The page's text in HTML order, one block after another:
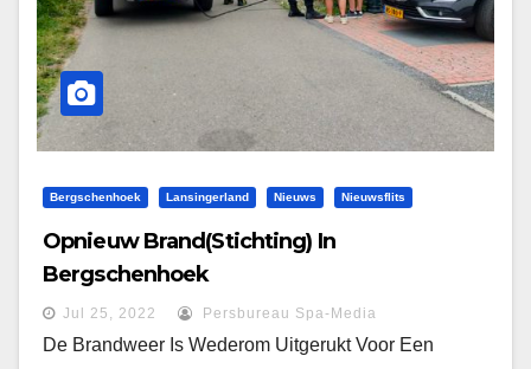
Bergschenhoek Lansingerland Nieuws Nieuwsflits
Opnieuw Brand(stichting) In
Bergschenhoek
Jul 25, 2022 Persbureau Spa-Media
De Brandweer Is Wederom Uitgerukt Voor Een